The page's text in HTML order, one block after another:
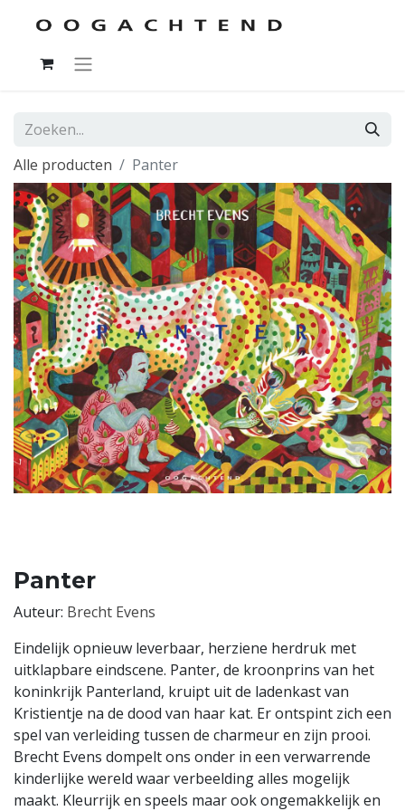
Alle producten Panter
Panter
Auteur: Brecht Evens
Eindelijk opnieuw leverbaar, herziene herdruk met
uitklapbare eindscene. Panter, de kroonprins van het
koninkrijk Panterland, kruipt uit de ladenkast van
Kristientje na de dood van haar kat. Er ontspint zich een
spel van verleiding tussen de charmeur en zijn prooi.
Brecht Evens dompelt ons onder in een verwarrende
kinderlijke wereld waar verbeelding alles mogelijk
maakt. Kleurrijk en speels maar ook ongemakkelijk en